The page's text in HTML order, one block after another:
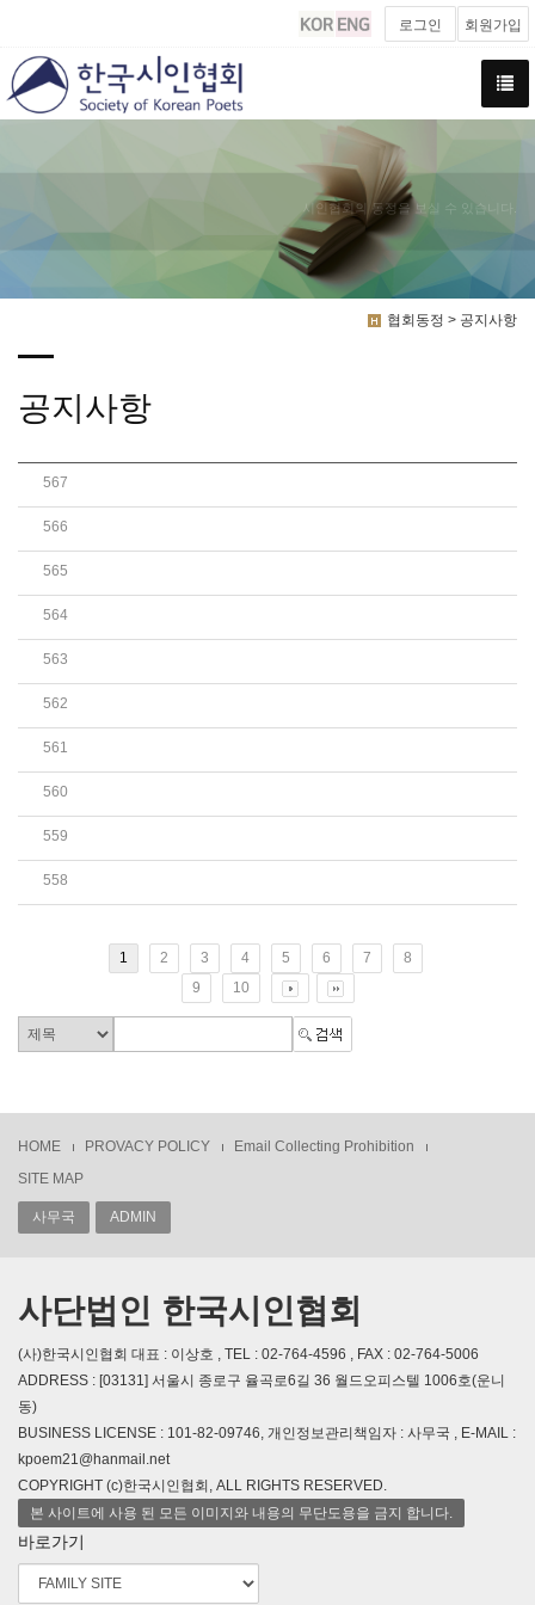
로그인 회원가입
시인협회의 동정을 보실 수 있습니다.
협회동정 > 공지사항
공지사항
567
566
565
564
563
562
561
560
559
558
1 2 3 4 5 6 7
8
9
10
HOME PROVACY POLICY
Email Collecting Prohibition
SITE MAP
사무국 ADMIN
사단법인 한국시인협회
(사)한국시인협회 대표 : 이상호 , TEL : 02-764-4596 , FAX : 02-764-5006
ADDRESS : [03131] 서울시 종로구 율곡로6길 36 월드오피스텔 1006호(운니
동)
BUSINESS LICENSE : 101-82-09746, 개인정보관리책임자 : 사무국 , E-MAIL :
kpoem21@hanmail.net
COPYRIGHT (c)한국시인협회, ALL RIGHTS RESERVED.
본 사이트에 사용 된 모든 이미지와 내용의 무단도용을 금지 합니다.
바로가기